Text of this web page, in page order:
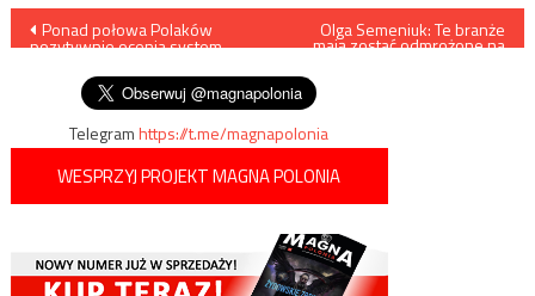
Nawigacja
wpisu
Ponad połowa Polaków
pozytywnie ocenia system
Olga Semeniuk: Te branże
mają zostać odmrożone na
Telegramhttps://t.me/magnapolonia
WESPRZYJ PROJEKT MAGNA POLONIA